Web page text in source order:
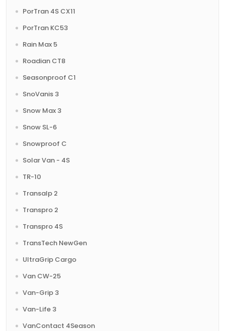
PorTran 4S CX11
PorTran KC53
Rain Max 5
Roadian CT8
Seasonproof C1
SnoVanis 3
Snow Max 3
Snow SL-6
Snowproof C
Solar Van - 4S
TR-10
Transalp 2
Transpro 2
Transpro 4S
TransTech NewGen
UltraGrip Cargo
Van CW-25
Van-Grip 3
Van-Life 3
VanContact 4Season